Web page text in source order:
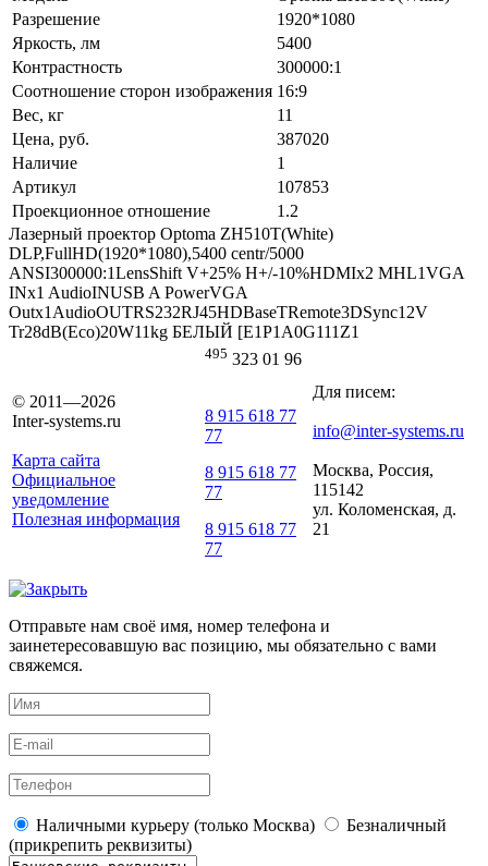
Разрешение
1920*1080
Яркость, лм
5400
Контрастность
300000:1
Соотношение сторон изображения 16:9
Вес, кг
11
Цена, руб.
387020
Наличие
1
Артикул
107853
Проекционное отношение
1.2
Лазерный проектор Optoma ZH510T(White)
DLP,FullHD(1920*1080),5400 centr/5000
ANSI300000:1LensShift V+25% H+/-10%HDMIx2 MHL1VGA
INx1 AudioINUSB A PowerVGA
Outx1AudioOUTRS232RJ45HDBaseTRemote3DSync12V
Tr28dB(Eco)20W11kg БЕЛЫЙ [E1P1A0G111Z1
© 2011—2026
Inter-systems.ru
Карта сайта
Официальное
уведомление
Полезная информация
495 323 01 96
8 915 618 77
77
8 915 618 77
77
8 915 618 77
77
Для писем:
info@inter-systems.ru
Москва, Россия,
115142
ул. Коломенская, д.
21
Отправьте нам своё имя, номер телефона и
заинетересовавшую вас позицию, мы обязательно с вами
свяжемся.
Наличными курьеру (только Москва)
Безналичный
(прикрепить реквизиты)